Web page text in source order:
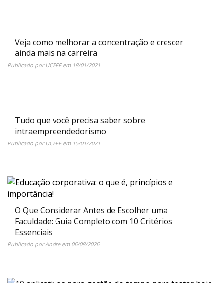
Veja como melhorar a concentração e crescer
ainda mais na carreira
Publicado porUCEFFem 18/01/2021
Tudo que você precisa saber sobre
intraempreendedorismo
Publicado porUCEFFem 15/01/2021
O Que Considerar Antes de Escolher uma
Faculdade: Guia Completo com 10 Critérios
Essenciais
Publicado porAndreem 06/08/2026